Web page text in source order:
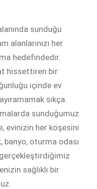
sunduğu
alanlarınızı her
hedefindedir.
hissettiren bir
içinde ev
sıkça
sunduğumuz
evinizin her köşesini
oturma odası
sağlıklı bir